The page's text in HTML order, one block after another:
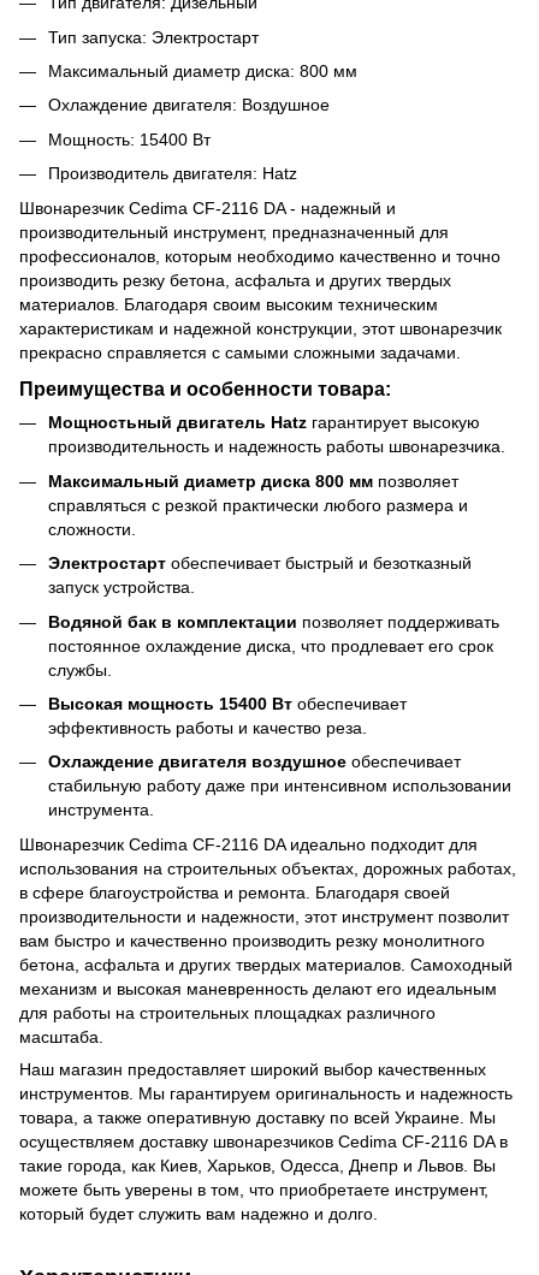
Тип запуска: Электростарт
Максимальный диаметр диска: 800 мм
Охлаждение двигателя: Воздушное
Мощность: 15400 Вт
Производитель двигателя: Hatz
Швонарезчик Cedima CF-2116 DA - надежный и
производительный инструмент, предназначенный для
профессионалов, которым необходимо качественно и точно
производить резку бетона, асфальта и других твердых
материалов. Благодаря своим высоким техническим
характеристикам и надежной конструкции, этот швонарезчик
прекрасно справляется с самыми сложными задачами.
Преимущества и особенности товара:
Мощностьный двигатель Hatz гарантирует высокую
производительность и надежность работы швонарезчика.
Максимальный диаметр диска 800 мм позволяет
справляться с резкой практически любого размера и
сложности.
Электростарт обеспечивает быстрый и безотказный
запуск устройства.
Водяной бак в комплектации позволяет поддерживать
постоянное охлаждение диска, что продлевает его срок
службы.
Высокая мощность 15400 Вт обеспечивает
эффективность работы и качество реза.
Охлаждение двигателя воздушное обеспечивает
стабильную работу даже при интенсивном использовании
инструмента.
Швонарезчик Cedima CF-2116 DA идеально подходит для
использования на строительных объектах, дорожных работах,
в сфере благоустройства и ремонта. Благодаря своей
производительности и надежности, этот инструмент позволит
вам быстро и качественно производить резку монолитного
бетона, асфальта и других твердых материалов. Самоходный
механизм и высокая маневренность делают его идеальным
для работы на строительных площадках различного
масштаба.
Наш магазин предоставляет широкий выбор качественных
инструментов. Мы гарантируем оригинальность и надежность
товара, а также оперативную доставку по всей Украине. Мы
осуществляем доставку швонарезчиков Cedima CF-2116 DA в
такие города, как Киев, Харьков, Одесса, Днепр и Львов. Вы
можете быть уверены в том, что приобретаете инструмент,
который будет служить вам надежно и долго.